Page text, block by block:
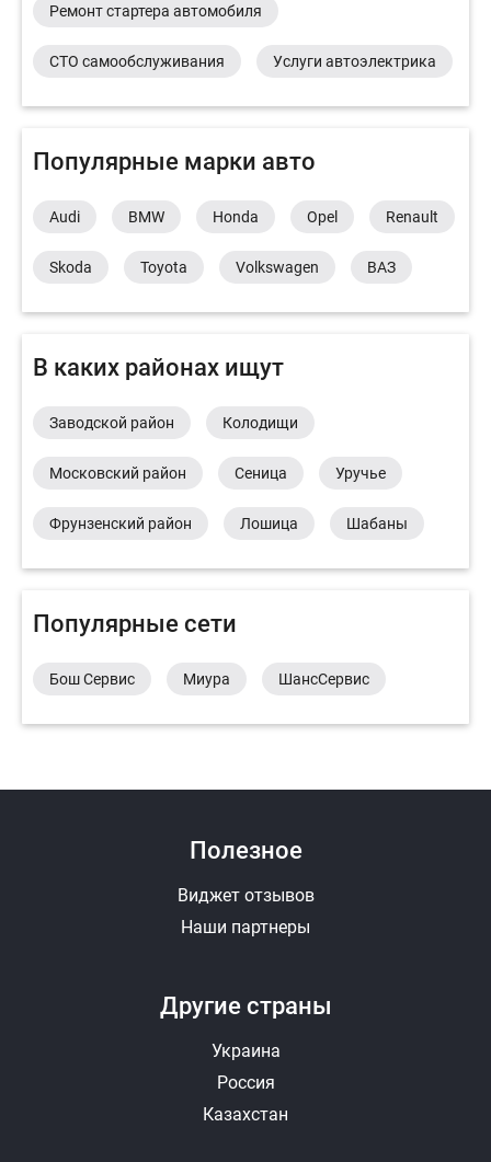
Ремонт стартера автомобиля
СТО самообслуживания Услуги автоэлектрика
Популярные марки авто
Audi BMW Honda Opel Renault
Skoda Toyota Volkswagen ВАЗ
В каких районах ищут
Заводской район Колодищи
Московский район Сеница Уручье
Фрунзенский район Лошица Шабаны
Популярные сети
Бош Сервис Миура ШансСервис
Другие страны
Украина
Россия
Казахстан
Полезное
Виджет отзывов
Наши партнеры